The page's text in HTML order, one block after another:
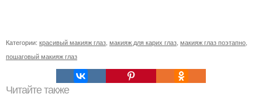
Категории: красивый макияж глаз макияж для карих глаз макияж глаз поэтапно
пошаговый макияж глаз
Читайте также